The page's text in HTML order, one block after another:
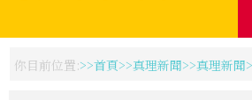
你目前位置: 首頁 真理新聞 真理新聞